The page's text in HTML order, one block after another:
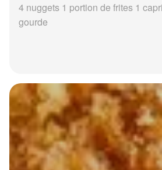
4 nuggets 1 portion de frites 1
gourde